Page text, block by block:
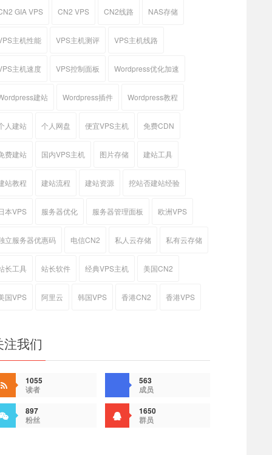
GIA VPS CN2 VPS CN2线路 NAS存储
主机性能 VPS主机测评 VPS主机线路
主机速度 VPS控制面板 Wordpress优化加速
建站 Wordpress插件 Wordpress教程
人建站 个人网盘 便宜VPS主机 免费CDN
费建站 国内VPS主机 图片存储 建站工具
站教程 建站流程 建站资源 挖站否建站经验
本VPS 服务器优化 服务器管理面板 欧洲VPS
立服务器优惠码 电信CN2 私人云存储 私有云存储
长工具 站长软件 经典VPS主机 美国CN2
国VPS 阿里云 韩国VPS 香港CN2 香港VPS
注我们
1055
读者
563
成员
897
粉丝
1650
群员